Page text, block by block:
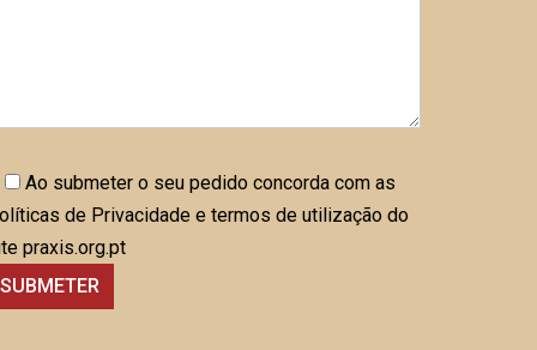
Ao submeter o seu pedido concorda com as
de Privacidade e termos de utilização do
praxis.org.pt